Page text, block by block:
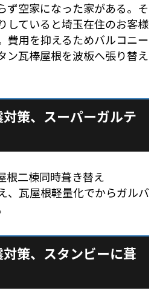
ず空家になった家がある。そ
していると埼玉在住のお客様
費用を抑えるためバルコニー
ン瓦棒屋根を波板へ張り替え
策、スーパーガルテ
、瓦屋根軽量化でからガルバ
策、スタンビーに葺